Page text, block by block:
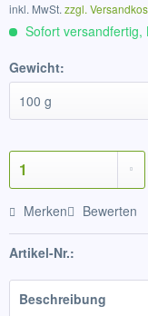
inkl. MwSt. zzgl.
Sofort
Gewicht:
Merken Bewerten
Artikel-Nr.:
Beschreibung